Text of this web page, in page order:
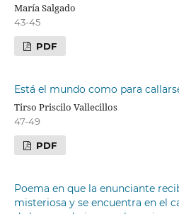
María Salgado
43-45
PDF
Está el mundo como para
Tirso Priscilo Vallecillos
47-49
PDF
Poema en que la enunciante
misteriosa y se encuentra en el